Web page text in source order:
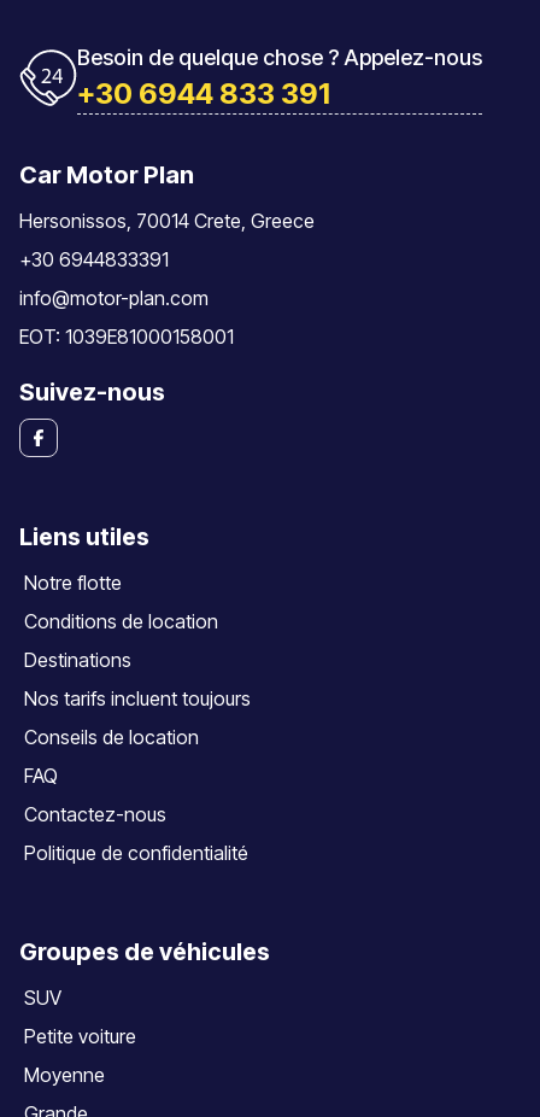
Besoin de quelque chose ? Appelez-nous
+30 6944 833 391
Car Motor Plan
Hersonissos, 70014 Crete, Greece
+30 6944833391
info@motor-plan.com
EOT: 1039E81000158001
Suivez-nous
Liens utiles
Notre flotte
Conditions de location
Destinations
Nos tarifs incluent toujours
Conseils de location
FAQ
Contactez-nous
Politique de confidentialité
Groupes de véhicules
SUV
Petite voiture
Moyenne